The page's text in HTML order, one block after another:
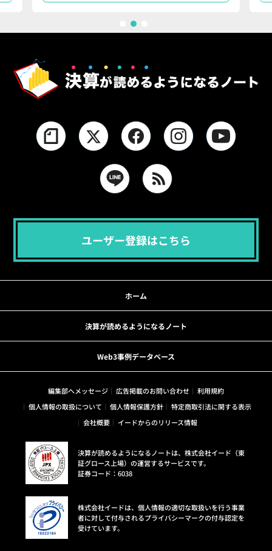
ユーザー登録はこちら
ホーム
決算が読めるようになるノート
Web3事例データベース
編集部へメッセージ 広告掲載のお問い合わせ
利用規約
個人情報の取扱について
個人情報保護方針
特定商取引法に関する表示
会社概要
イードからのリリース情報
決算が読めるようになるノートは、株式会社イード（東
証グロース上場）の運営するサービスです。
証券コード：6038
株式会社イードは、個人情報の適切な取扱いを行う事業
者に対して付与されるプライバシーマークの付与認定を
受けています。